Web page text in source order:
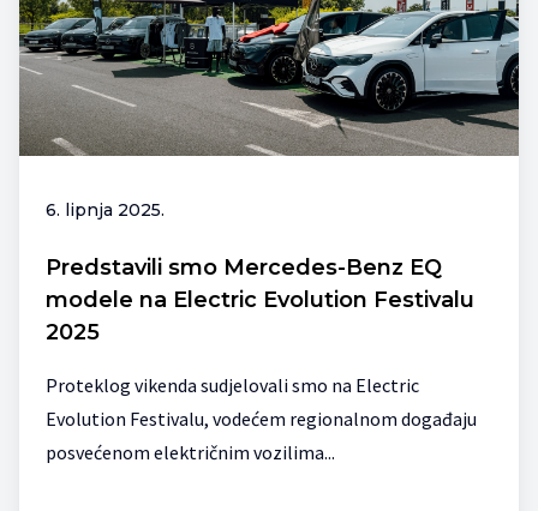
6. lipnja 2025.
Predstavili smo Mercedes-Benz EQ
modele na Electric Evolution Festivalu
2025
Proteklog vikenda sudjelovali smo na Electric
Evolution Festivalu, vodećem regionalnom događaju
posvećenom električnim vozilima...